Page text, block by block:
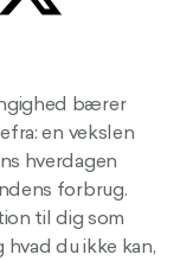
bærer
en vekslen
hverdagen
forbrug.
til dig som
hvad du ikke kan,